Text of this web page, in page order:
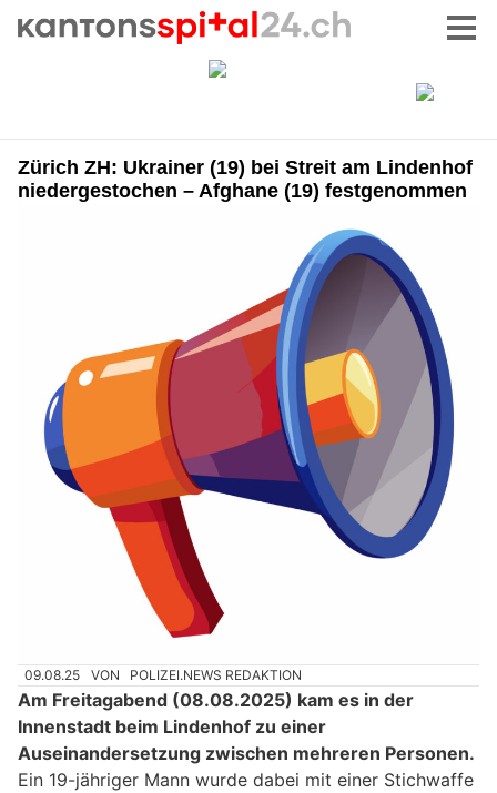
Zürich ZH: Ukrainer (19) bei Streit am Lindenhof
niedergestochen – Afghane (19) festgenommen
09.08.25 VON POLIZEI.NEWS REDAKTION
Am Freitagabend (08.08.2025) kam es in der
Innenstadt beim Lindenhof zu einer
Auseinandersetzung zwischen mehreren Personen.
Ein 19-jähriger Mann wurde dabei mit einer Stichwaffe